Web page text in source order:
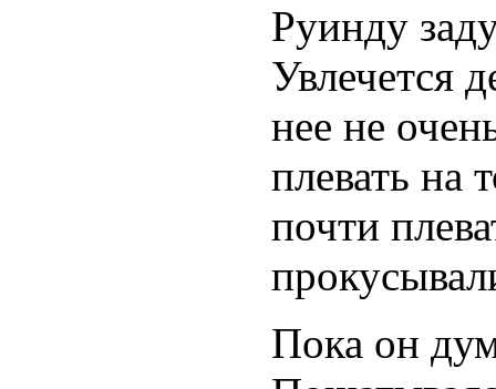
Руинду
Увлечется
нее не
плевать на
почти
Пока он